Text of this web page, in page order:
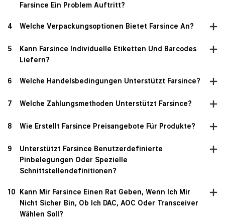
Farsince Ein Problem Auftritt?
4 Welche Verpackungsoptionen Bietet Farsince An?
5
Kann Farsince Individuelle Etiketten Und Barcodes
Liefern?
6 Welche Handelsbedingungen Unterstützt Farsince?
7 Welche Zahlungsmethoden Unterstützt Farsince?
8 Wie Erstellt Farsince Preisangebote Für Produkte?
9
Unterstützt Farsince Benutzerdefinierte
Pinbelegungen Oder Spezielle
Schnittstellendefinitionen?
10
Kann Mir Farsince Einen Rat Geben, Wenn Ich Mir
Nicht Sicher Bin, Ob Ich DAC, AOC Oder Transceiver
Wählen Soll?